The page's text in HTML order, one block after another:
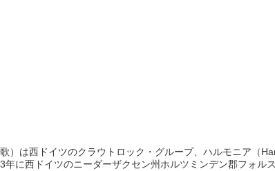
）は西ドイツのクラウトロック・グループ、ハルモニア（
に西ドイツのニーダーザクセン州ホルツミンデン郡フォルス